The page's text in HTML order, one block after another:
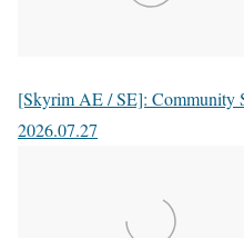
[Skyrim AE / SE]:
2026.07.27